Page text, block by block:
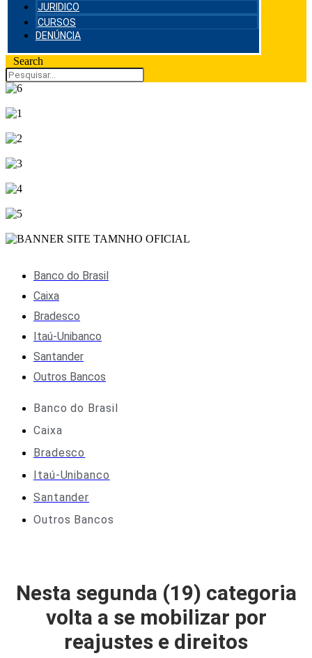
JURIDICO
CURSOS
DENÚNCIA
Search
Banco do Brasil
Caixa
Bradesco
Itaú-Unibanco
Santander
Outros Bancos
Banco do Brasil
Caixa
Bradesco
Itaú-Unibanco
Santander
Outros Bancos
Nesta segunda (19) categoria
volta a se mobilizar por
reajustes e direitos